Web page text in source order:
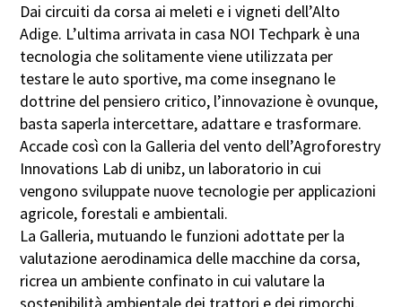
Dai circuiti da corsa ai meleti e i vigneti dell’Alto
Adige. L’ultima arrivata in casa NOI Techpark è una
tecnologia che solitamente viene utilizzata per
testare le auto sportive, ma come insegnano le
dottrine del pensiero critico, l’innovazione è ovunque,
basta saperla intercettare, adattare e trasformare.
Accade così con la Galleria del vento dell’Agroforestry
Innovations Lab di unibz, un laboratorio in cui
vengono sviluppate nuove tecnologie per applicazioni
agricole, forestali e ambientali.
La Galleria, mutuando le funzioni adottate per la
valutazione aerodinamica delle macchine da corsa,
ricrea un ambiente confinato in cui valutare la